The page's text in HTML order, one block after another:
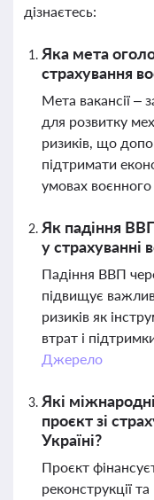
дізнаєтесь:
Яка мета
страхування
Мета вакансії –
для розвитку
ризиків, що
підтримати
умовах воєнного
Як падіння
у страхуванні
Падіння ВВП
підвищує
ризиків як
втрат і
Джерело
Які
проєкт зі
Україні?
Проєкт
реконструкції